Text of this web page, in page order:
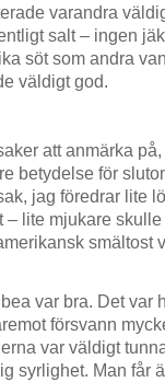
varandra
salt – ingen
söt som andra
väldigt god.
att anmärka
betydelse för
jag föredrar lite
– lite mjukare
smältost
var bra. Det var
försvann
var väldigt
syrlighet. Man får